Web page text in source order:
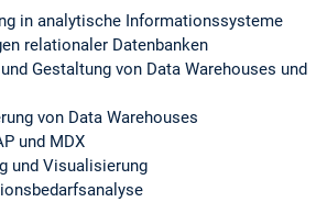
in analytische Informationssysteme
relationaler Datenbanken
Gestaltung von Data Warehouses und
von Data Warehouses
und MDX
und Visualisierung